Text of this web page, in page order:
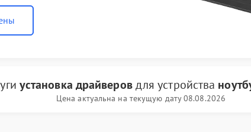
установка драйверовдля устройства
Цена актуальна на текущую дату 08.08.2026